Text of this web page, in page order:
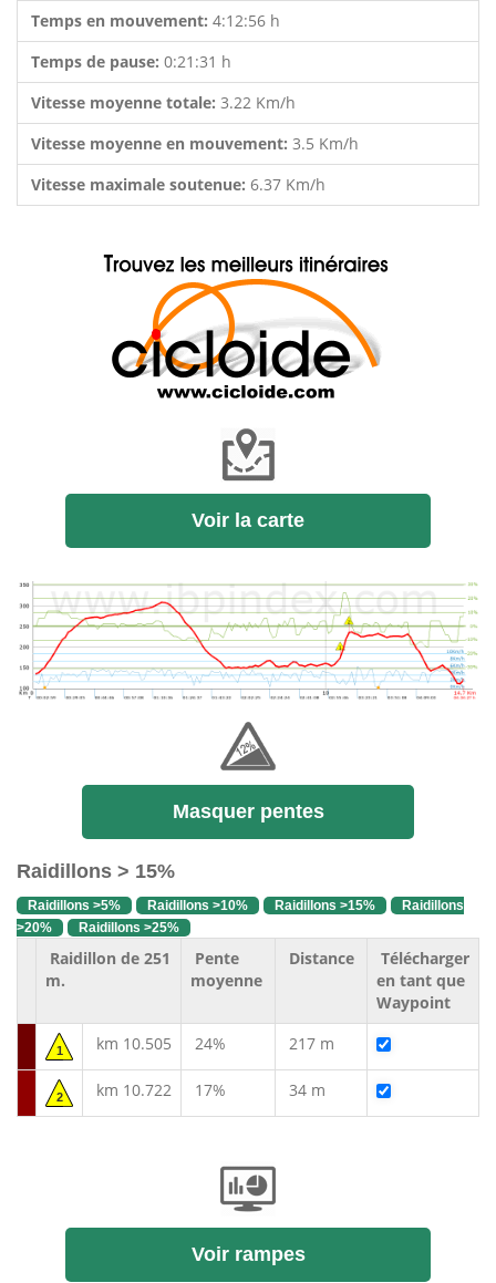
Temps en mouvement: 4:12:56 h
Temps de pause: 0:21:31 h
Vitesse moyenne totale: 3.22 Km/h
Vitesse moyenne en mouvement: 3.5 Km/h
Vitesse maximale soutenue: 6.37 Km/h
Voir la carte
Masquer pentes
Raidillons > 15%
Raidillons >5% Raidillons >10% Raidillons >15%
Raidillons
>20%
Raidillons >25%
Raidillon de 251
m.
Pente
moyenne
Distance
Télécharger
en tant que
Waypoint
1 km 10.505 24% 217 m
2 km 10.722 17% 34 m
Voir rampes